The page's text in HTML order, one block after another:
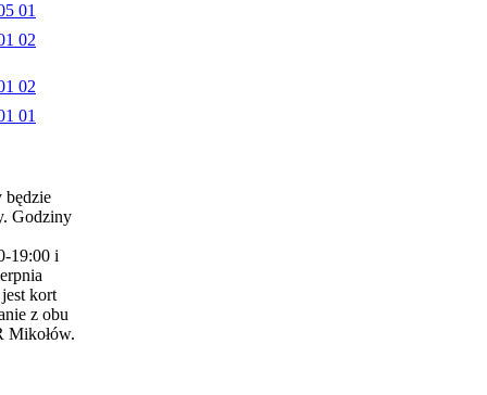
będzie
Godziny
19:00 i
kort
z obu
Mikołów.